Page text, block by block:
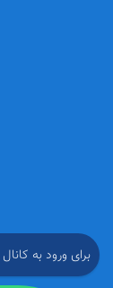
برای ورود به